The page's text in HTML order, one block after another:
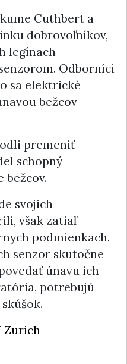
Cuthbert a
dobrovoľníkov,
legínach
Odborníci
sa elektrické
bežcov
premeniť
schopný
bežcov.
svojich
však zatiaľ
podmienkach.
senzor skutočne
únavu ich
potrebujú
Zurich